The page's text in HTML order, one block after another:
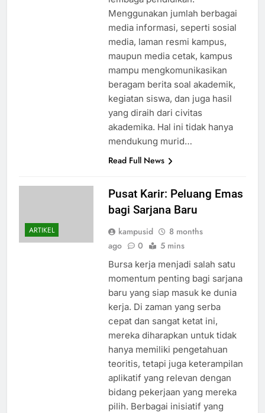
Menggunakan jumlah berbagai
media informasi, seperti sosial
media, laman resmi kampus,
maupun media cetak, kampus
mampu mengkomunikasikan
beragam berita soal akademik,
kegiatan siswa, dan juga hasil
yang diraih dari civitas
akademika. Hal ini tidak hanya
mendukung murid…
Read Full News
ARTIKEL
Pusat Karir: Peluang Emas
bagi Sarjana Baru
kampusid
8 months
ago
0 5 mins
Bursa kerja menjadi salah satu
momentum penting bagi sarjana
baru yang siap masuk ke dunia
kerja. Di zaman yang serba
cepat dan sangat ketat ini,
mereka diharapkan untuk tidak
hanya memiliki pengetahuan
teoritis, tetapi juga keterampilan
aplikatif yang relevan dengan
bidang pekerjaan yang mereka
pilih. Berbagai inisiatif yang